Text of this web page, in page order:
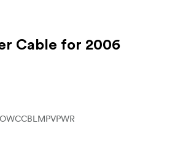
Cable for 2006
OWCCBLMPVPWR